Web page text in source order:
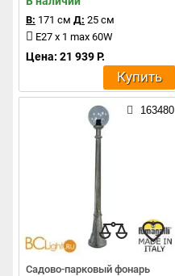
В: 171 см Д: 25 см
E27 x 1 max 60W
Цена: 21 939 Р.
Купить
163480
Садово-парковый фонарь